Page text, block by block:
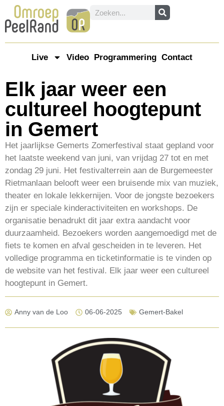
Live Video Programmering Contact
Elk jaar weer een
cultureel hoogtepunt
in Gemert
Het jaarlijkse Gemerts Zomerfestival staat gepland voor
het laatste weekend van juni, van vrijdag 27 tot en met
zondag 29 juni. Het festivalterrein aan de Burgemeester
Rietmanlaan belooft weer een bruisende mix van muziek,
theater en lokale lekkernijen. Voor de jongste bezoekers
zijn er speciale kinderactiviteiten en workshops. De
organisatie benadrukt dit jaar extra aandacht voor
duurzaamheid. Bezoekers worden aangemoedigd met de
fiets te komen en afval gescheiden in te leveren. Het
volledige programma en ticketinformatie is te vinden op
de website van het festival. Elk jaar weer een cultureel
hoogtepunt in Gemert.
Anny van de Loo 06-06-2025 Gemert-Bakel